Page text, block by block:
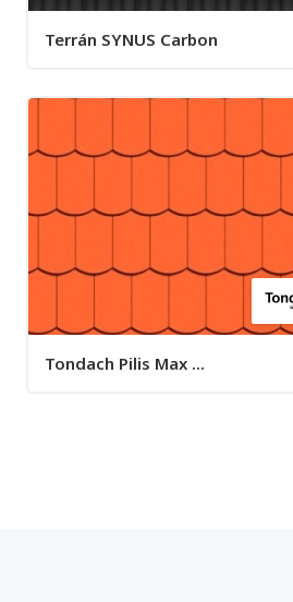
Terrán SYNUS Carbon
Tondach Pilis Max ...